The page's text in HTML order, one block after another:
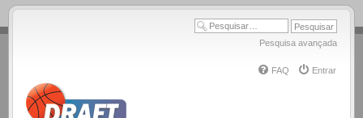
.
Pesquisa avançada
FAQ Entrar